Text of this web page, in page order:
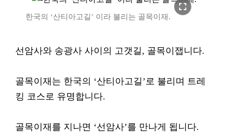
fullscreen
한국의 ‘산티아고길’ 이라 불리는 골목이재.
선암사와 송광사 사이의 고갯길, 골목이잽니다.
골목이재는 한국의 ‘산티아고길’로 불리며 트레
킹 코스로 유명합니다.
골목이재를 지나면 ‘선암사’를 만나게 됩니다.